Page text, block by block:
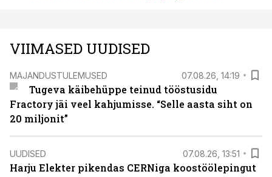
VIIMASED UUDISED
MAJANDUSTULEMUSED 07.08.26, 14:19
Tugeva käibehüppe teinud tööstusidu
Fractory jäi veel kahjumisse. “Selle aasta siht on
20 miljonit”
UUDISED 07.08.26, 13:51
Harju Elekter pikendas CERNiga koostöölepingut